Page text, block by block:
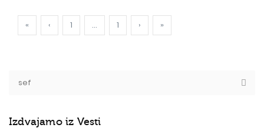
« ‹ 1 ... 1 › »
Izdvajamo iz Vesti